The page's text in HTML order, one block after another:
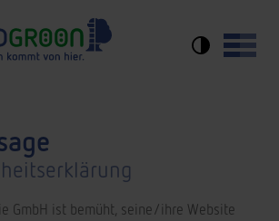
GmbH ist bemüht, seine/ihre Website